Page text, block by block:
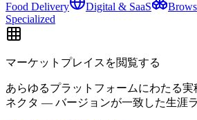
Food Delivery
Digital & SaaS
Specialized
マーケットプレイスを閲覧する
あらゆるプラットフォームにわたる実
ネクタ — バージョンが一致した生涯ラ